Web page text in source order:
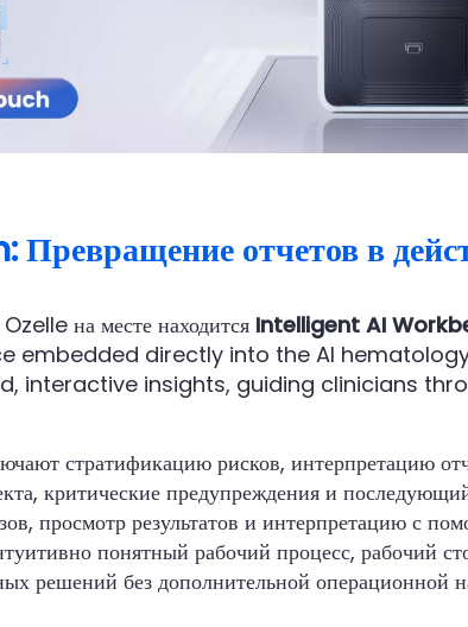
отчетов в
на месте находится Intelligent AI
embedded directly into the AI
interactive insights, guiding clinicians
стратификацию рисков, интерпретацию
критические предупреждения и
просмотр результатов и интерпретацию с
понятный рабочий процесс, рабочий
решений без дополнительной операционной